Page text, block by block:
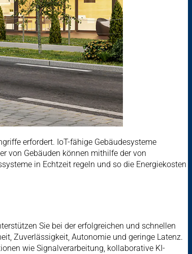
erfordert. IoT-fähige Gebäudesysteme
von Gebäuden können mithilfe der von
in Echtzeit regeln und so die Energiekosten
Sie bei der erfolgreichen und schnellen
Zuverlässigkeit, Autonomie und geringe Latenz.
wie Signalverarbeitung, kollaborative KI-